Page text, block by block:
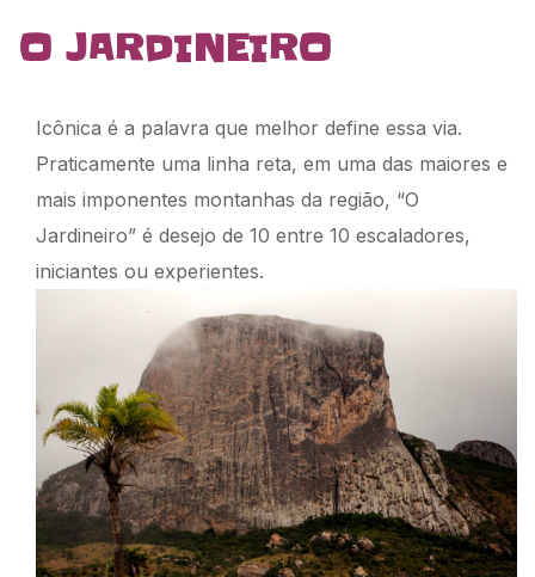
O JARDINEIRO
Icônica é a palavra que melhor define essa via.
Praticamente uma linha reta, em uma das maiores e
mais imponentes montanhas da região, “O
Jardineiro” é desejo de 10 entre 10 escaladores,
iniciantes ou experientes.